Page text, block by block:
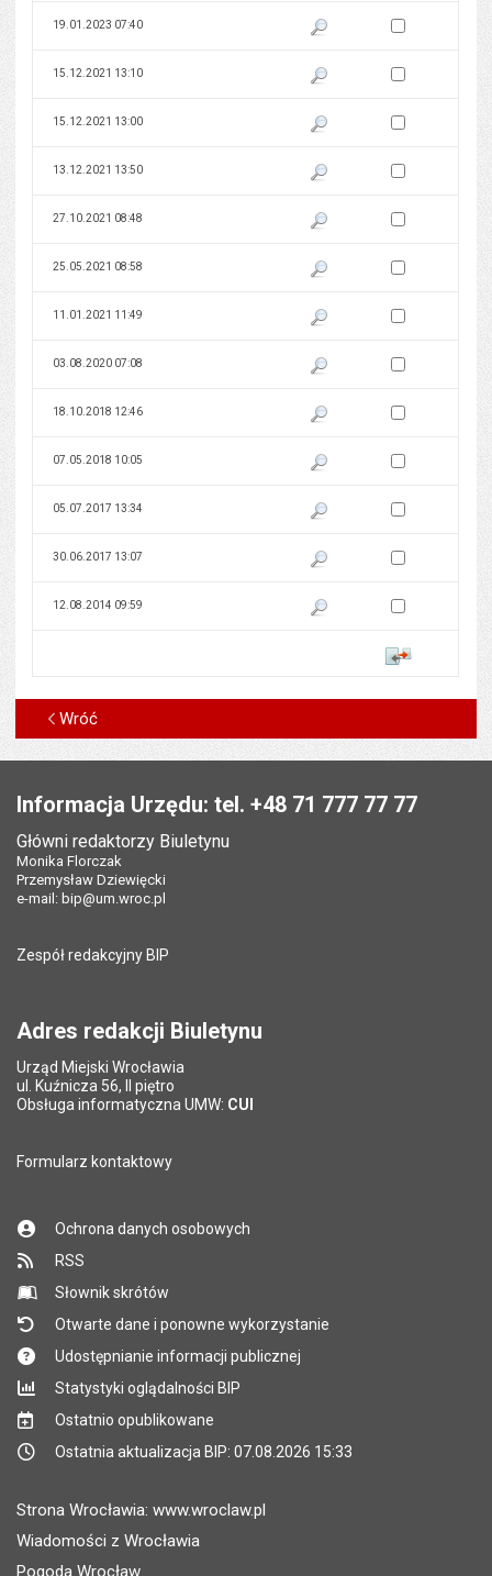
19.01.2023 07:40 Pokaż podgląd wersji z dnia
Zaznacz wersję do
15.12.2021 13:10 Pokaż podgląd wersji z dnia
Zaznacz wersję do
15.12.2021 13:00 Pokaż podgląd wersji z dnia
Zaznacz wersję do
13.12.2021 13:50 Pokaż podgląd wersji z dnia
Zaznacz wersję do
27.10.2021 08:48 Pokaż podgląd wersji z dnia
Zaznacz wersję do
25.05.2021 08:58 Pokaż podgląd wersji z dnia
Zaznacz wersję do
11.01.2021 11:49 Pokaż podgląd wersji z dnia
Zaznacz wersję do
03.08.2020 07:08 Pokaż podgląd wersji z dnia
Zaznacz wersję do
18.10.2018 12:46 Pokaż podgląd wersji z dnia
Zaznacz wersję do
07.05.2018 10:05 Pokaż podgląd wersji z dnia
Zaznacz wersję do
05.07.2017 13:34 Pokaż podgląd wersji z dnia
Zaznacz wersję do
30.06.2017 13:07 Pokaż podgląd wersji z dnia
Zaznacz wersję do
12.08.2014 09:59 Pokaż podgląd wersji z dnia
Zaznacz wersję do
Porównaj
Wróć
Informacja Urzędu: tel. +48 71 777 77 77
Główni redaktorzy Biuletynu
Monika Florczak
Przemysław Dziewięcki
e-mail: bip@um.wroc.pl
Zespół redakcyjny BIP
Adres redakcji Biuletynu
Urząd Miejski Wrocławia
ul. Kuźnicza 56, II piętro
Obsługa informatyczna UMW: CUI
Formularz kontaktowy
Ochrona danych osobowych
RSS
Słownik skrótów
Otwarte dane i ponowne wykorzystanie
Udostępnianie informacji publicznej
Statystyki oglądalności BIP
Ostatnio opublikowane
Ostatnia aktualizacja BIP: 07.08.2026 15:33
Strona Wrocławia: www.wroclaw.pl
Wiadomości z Wrocławia
Pogoda Wrocław